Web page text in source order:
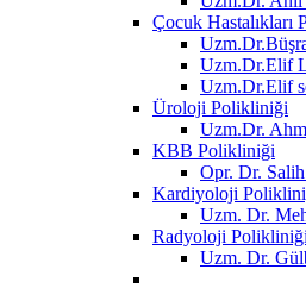
Çocuk Hastalıkları
Uzm.Dr.Elif
Uzm.Dr.Elif
Üroloji Polikliniği
Uzm.Dr.
KBB Polikliniği
Opr. Dr.
Kardiyoloji
Uzm. Dr.
Radyoloji Polikliniği
Uzm. Dr.